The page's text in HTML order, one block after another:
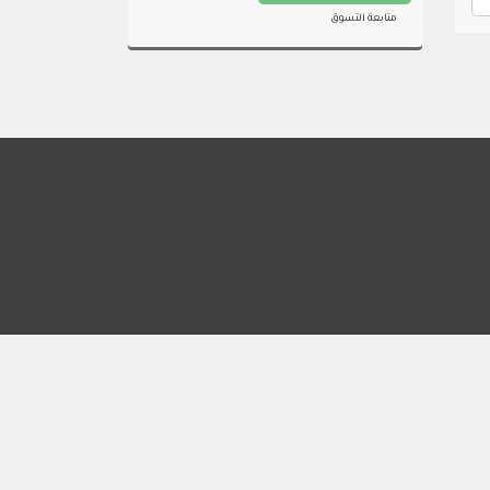
متابعة التسوق